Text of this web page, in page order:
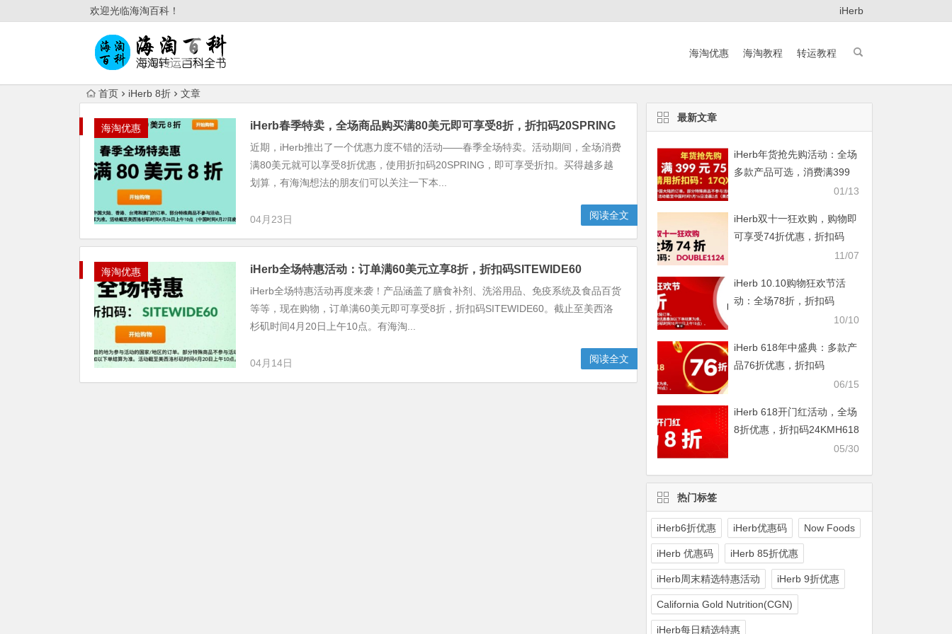
欢迎光临海淘百科！ iHerb
海淘优惠 海淘教程 转运教程
首页 iHerb 8折 文章
海淘优惠 iHerb春季特卖，全场商品购买满80美元即可享受8折，折扣码20SPRING
近期，iHerb推出了一个优惠力度不错的活动——春季全场特卖。活动期间，全场消费
满80美元就可以享受8折优惠，使用折扣码20SPRING，即可享受折扣。买得越多越
划算，有海淘想法的朋友们可以关注一下本...
04月23日 阅读全文
海淘优惠 iHerb全场特惠活动：订单满60美元立享8折，折扣码SITEWIDE60
iHerb全场特惠活动再度来袭！产品涵盖了膳食补剂、洗浴用品、免疫系统及食品百货
等等，现在购物，订单满60美元即可享受8折，折扣码SITEWIDE60。截止至美西洛
杉矶时间4月20日上午10点。有海淘...
04月14日 阅读全文
最新文章
iHerb年货抢先购活动：全场
多款产品可选，消费满399
01/13
iHerb双十一狂欢购，购物即
可享受74折优惠，折扣码
11/07
iHerb 10.10购物狂欢节活
动：全场78折，折扣码
10/10
iHerb 618年中盛典：多款产
品76折优惠，折扣码
06/15
iHerb 618开门红活动，全场
8折优惠，折扣码24KMH618
05/30
热门标签
iHerb6折优惠 iHerb优惠码 Now Foods
iHerb 优惠码 iHerb 85折优惠
iHerb周末精选特惠活动 iHerb 9折优惠
California Gold Nutrition(CGN)
iHerb每日精选特惠